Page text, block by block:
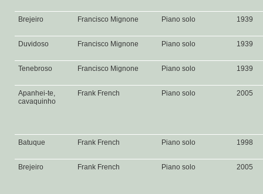
Brejeiro Francisco Mignone Piano solo 1939
Duvidoso Francisco Mignone Piano solo 1939
Tenebroso Francisco Mignone Piano solo 1939
Apanhei-te,
cavaquinho
Frank French Piano solo 2005
Batuque Frank French Piano solo 1998
Brejeiro Frank French Piano solo 2005